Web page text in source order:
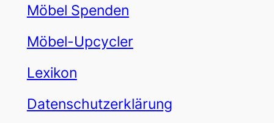
Möbel Spenden
Möbel-Upcycler
Lexikon
Datenschutzerklärung